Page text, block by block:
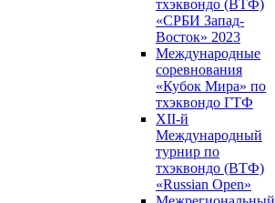
тхэквондо (ВТФ)
«СРБИ Запад-
Восток» 2023
Международные
соревнования
«Кубок Мира» по
тхэквондо ГТФ
XII-й
Международный
турнир по
тхэквондо (ВТФ)
«Russian Open»